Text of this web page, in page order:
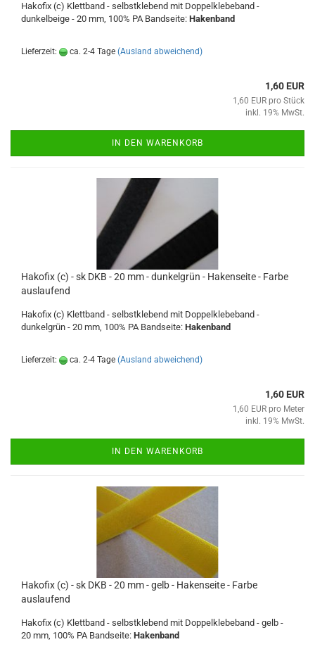
Hakofix (c) Klettband - selbstklebend mit Doppelklebeband -
dunkelbeige - 20 mm, 100% PA Bandseite: Hakenband
Lieferzeit: ca. 2-4 Tage (Ausland abweichend)
1,60 EUR
1,60 EUR pro Stück
inkl. 19% MwSt.
IN DEN WARENKORB
Hakofix (c) - sk DKB - 20 mm - dunkelgrün - Hakenseite - Farbe
auslaufend
Hakofix (c) Klettband - selbstklebend mit Doppelklebeband -
dunkelgrün - 20 mm, 100% PA Bandseite: Hakenband
Lieferzeit: ca. 2-4 Tage (Ausland abweichend)
1,60 EUR
1,60 EUR pro Meter
inkl. 19% MwSt.
IN DEN WARENKORB
Hakofix (c) - sk DKB - 20 mm - gelb - Hakenseite - Farbe
auslaufend
Hakofix (c) Klettband - selbstklebend mit Doppelklebeband - gelb -
20 mm, 100% PA Bandseite: Hakenband